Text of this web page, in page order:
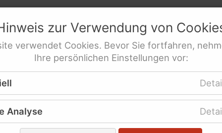
Menschen mit Behinderung
e.V.
behinderte Frauen
Themen UN-Behinderten­rechts­konvention
zur Verwendung von
verwendet Cookies. Bevor Sie fortfahren,
Ihre persönlichen Einstellungen vor:
Analyse